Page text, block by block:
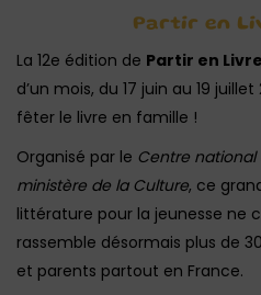
Partir en
La 12e édition de Partir en Livre
d’un mois, du 17 juin au 19
fêter le livre en famille !
Organisé par le Centre national
ministère de la Culture, ce
littérature pour la jeunesse ne
rassemble désormais plus de
et parents partout en France.